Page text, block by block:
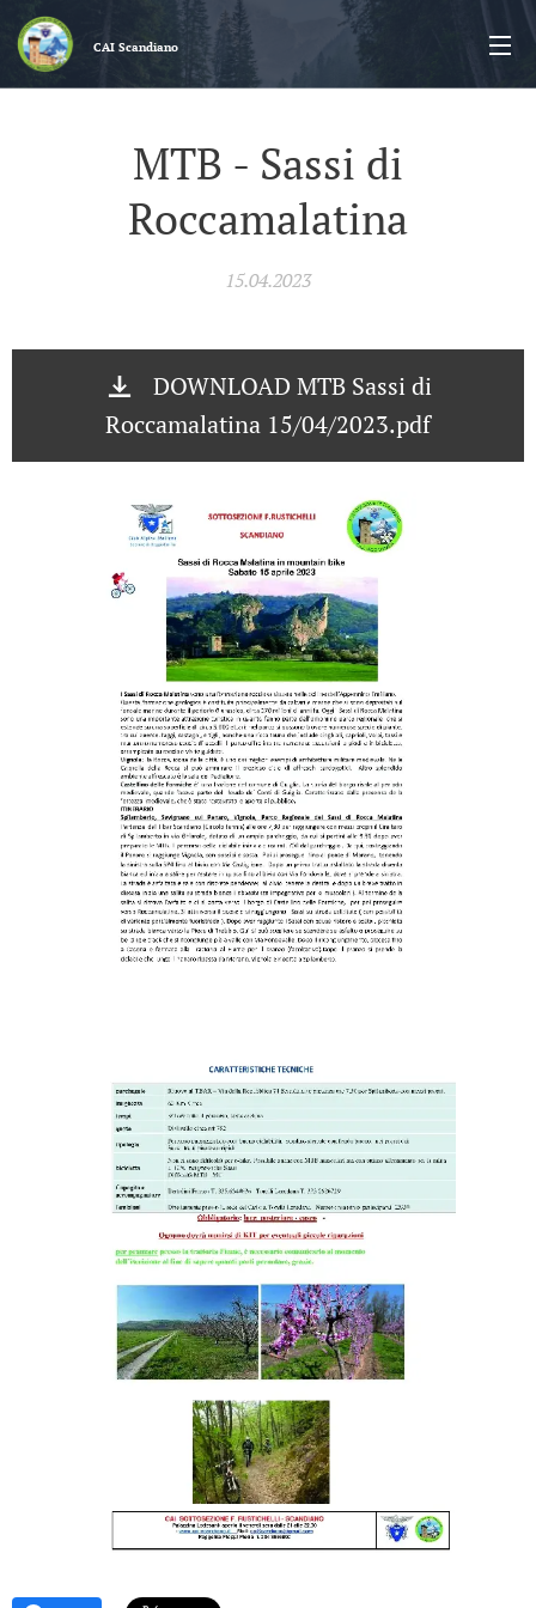
CAI Scandiano
MTB - Sassi di
Roccamalatina
15.04.2023
DOWNLOAD MTB Sassi di
Roccamalatina 15/04/2023.pdf